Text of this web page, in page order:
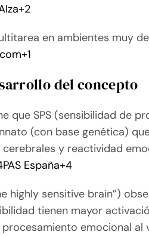
+2
en ambientes muy
+1
del concepto
que SPS (sensibilidad de
(con base genética)
y reactividad
PAS España+4
highly sensitive brain”)
tienen mayor
emocional al